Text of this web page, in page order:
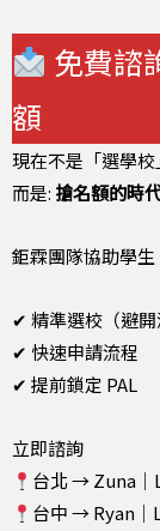
免費諮
額
現在不是「選學
而是: 搶名額的時
鉅霖團隊協助學生
✔ 精準選校（避開
✔ 快速申請流程
✔ 提前鎖定 PAL
立即諮詢
台北 → Zuna
台中 → Ryan